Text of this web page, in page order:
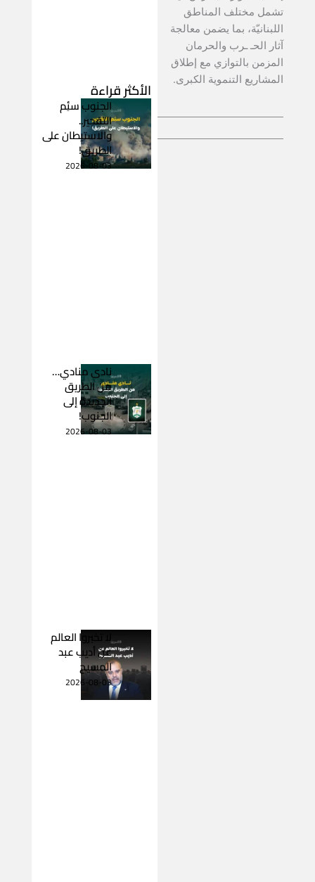
تشمل مختلف المناطق
اللبنانيّة، بما يضمن معالجة
آثار الحـ ـرب والحرمان
المزمن بالتوازي مع إطلاق
المشاريع التنموية الكبرى.
الأكثر قراءة
الجنوب سئِم
التفجير..
والاستيطان على
الطريق!
2026-08-03
نادى منادي…
من الطريق
الجديدة إلى
الجنوب!
2026-08-03
لا تخبروا العالم
عن أديب عبد
المسيح
2026-08-03